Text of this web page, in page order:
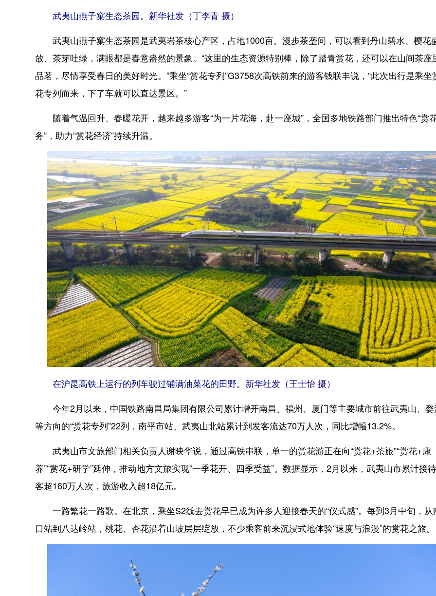
武夷山燕子窠生态茶园。新华社发（丁李青 摄）
武夷山燕子窠生态茶园是武夷岩茶核心产区，占地1000亩。漫步茶垄间，可以看到丹山碧水、樱花
放、茶芽吐绿，满眼都是春意盎然的景象。“这里的生态资源特别棒，除了踏青赏花，还可以在山间茶座
品茗，尽情享受春日的美好时光。”乘坐“赏花专列”G3758次高铁前来的游客钱联丰说，“此次出行是乘坐
花专列而来，下了车就可以直达景区。”
随着气温回升、春暖花开，越来越多游客“为一片花海，赴一座城”，全国多地铁路部门推出特色“赏
务”，助力“赏花经济”持续升温。
在沪昆高铁上运行的列车驶过铺满油菜花的田野。新华社发（王士怡 摄）
今年2月以来，中国铁路南昌局集团有限公司累计增开南昌、福州、厦门等主要城市前往武夷山、
等方向的“赏花专列”22列，南平市站、武夷山北站累计到发客流达70万人次，同比增幅13.2%。
武夷山市文旅部门相关负责人谢映华说，通过高铁串联，单一的赏花游正在向“赏花+茶旅”“赏花+康
养”“赏花+研学”延伸，推动地方文旅实现“一季花开、四季受益”。数据显示，2月以来，武夷山市累计接
客超160万人次，旅游收入超18亿元。
一路繁花一路歌。在北京，乘坐S2线去赏花早已成为许多人迎接春天的“仪式感”。每到3月中旬，从
口站到八达岭站，桃花、杏花沿着山坡层层绽放，不少乘客前来沉浸式地体验“速度与浪漫”的赏花之旅。